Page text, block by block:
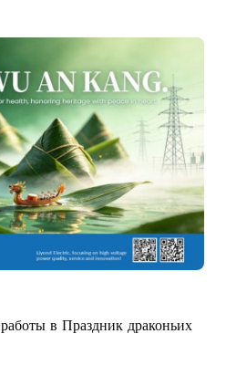
в Праздник драконьих